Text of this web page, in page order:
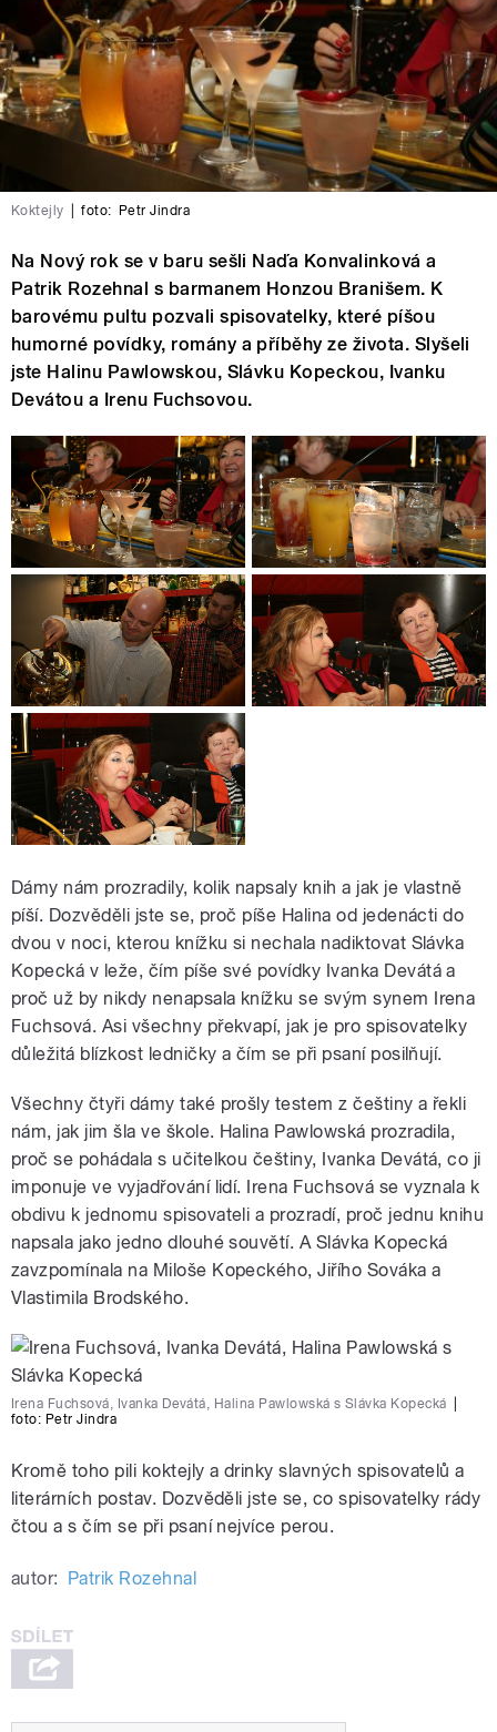
Koktejly foto: Petr Jindra
Na Nový rok se v baru sešli Naďa Konvalinková a
Patrik Rozehnal s barmanem Honzou Branišem. K
barovému pultu pozvali spisovatelky, které píšou
humorné povídky, romány a příběhy ze života. Slyšeli
jste Halinu Pawlowskou, Slávku Kopeckou, Ivanku
Devátou a Irenu Fuchsovou.
Dámy nám prozradily, kolik napsaly knih a jak je vlastně
píší. Dozvěděli jste se, proč píše Halina od jedenácti do
dvou v noci, kterou knížku si nechala nadiktovat Slávka
Kopecká v leže, čím píše své povídky Ivanka Devátá a
proč už by nikdy nenapsala knížku se svým synem Irena
Fuchsová. Asi všechny překvapí, jak je pro spisovatelky
důležitá blízkost ledničky a čím se při psaní posilňují.
Všechny čtyři dámy také prošly testem z češtiny a řekli
nám, jak jim šla ve škole. Halina Pawlowská prozradila,
proč se pohádala s učitelkou češtiny, Ivanka Devátá, co ji
imponuje ve vyjadřování lidí. Irena Fuchsová se vyznala k
obdivu k jednomu spisovateli a prozradí, proč jednu knihu
napsala jako jedno dlouhé souvětí. A Slávka Kopecká
zavzpomínala na Miloše Kopeckého, Jiřího Sováka a
Vlastimila Brodského.
Irena Fuchsová, Ivanka Devátá, Halina Pawlowská s Slávka Kopecká
foto: Petr Jindra
Kromě toho pili koktejly a drinky slavných spisovatelů a
literárních postav. Dozvěděli jste se, co spisovatelky rády
čtou a s čím se při psaní nejvíce perou.
autor: Patrik Rozehnal